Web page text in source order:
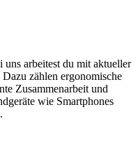
arbeitest du mit aktueller
zählen ergonomische
Zusammenarbeit und
wie Smartphones